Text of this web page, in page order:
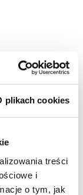
plikach cookies
treści
i
o tym, jak